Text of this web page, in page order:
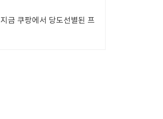
금 쿠팡에서 당도선별된 프